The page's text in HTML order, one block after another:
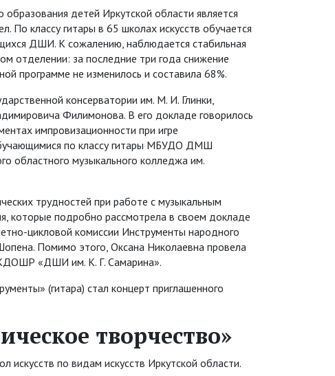
детей Иркутской области является
По классу гитары в 65 школах искусств обучается
ДШИ. К сожалению, наблюдается стабильная
отделении: за последние три года снижение
программе не изменилось и составила 68%.
консерватории им. М. И. Глинки,
Филимонова. В его докладе говорилось
импровизационности при игре
по классу гитары МБУДО ДМШ
музыкального колледжа им.
трудностей при работе с музыкальным
которые подробно рассмотрела в своем докладе
цикловой комиссии Инструменты народного
Помимо этого, Оксана Николаевна провела
«ДШИ им. К. Г. Самарина».
(гитара) стал концерт приглашенного
творчество»
искусств по видам искусств Иркутской области.